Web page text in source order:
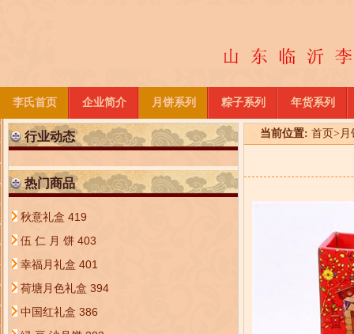
李氏首页 企业简介 月饼系列 粽子系列 年货系列
当前位置: 首页> 月
行业动态
热门商品
秋意礼盒 419
伍 仁 月 饼 403
幸福月礼盒 401
荷塘月色礼盒 394
中国红礼盒 386